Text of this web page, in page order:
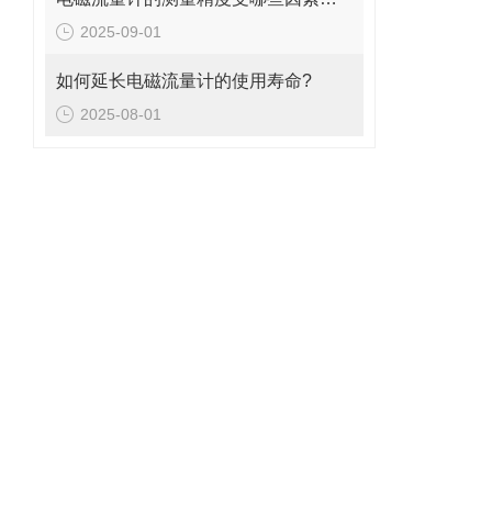
2025-09-01
如何延长电磁流量计的使用寿命?
2025-08-01